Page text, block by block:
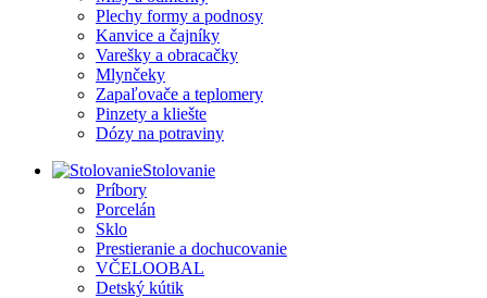
Plechy formy a podnosy
Kanvice a čajníky
Varešky a obracačky
Mlynčeky
Zapaľovače a teplomery
Pinzety a kliešte
Dózy na potraviny
Stolovanie
Príbory
Porcelán
Sklo
Prestieranie a dochucovanie
VČELOOBAL
Detský kútik